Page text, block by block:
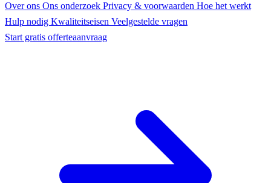
Over ons Ons onderzoek Privacy & voorwaarden Hoe het werkt
Hulp nodig Kwaliteitseisen Veelgestelde vragen
Start gratis offerteaanvraag